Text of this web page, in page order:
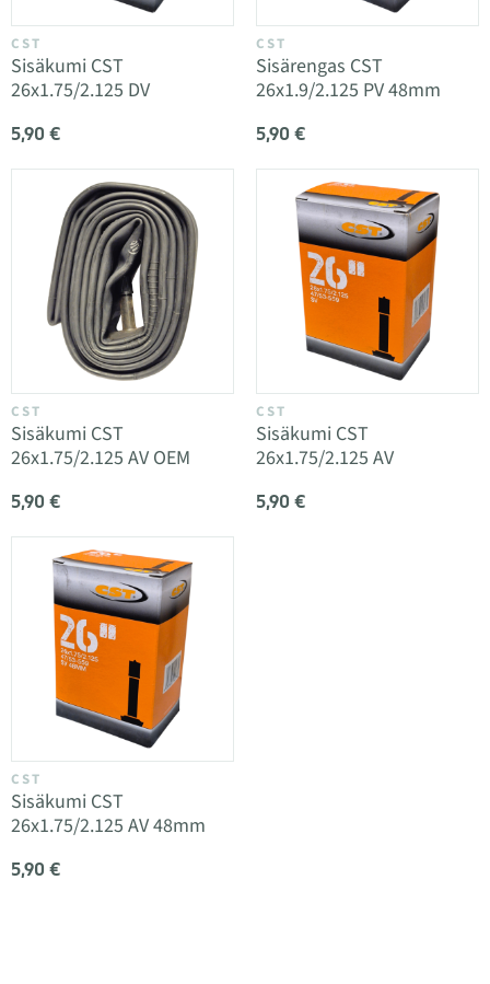
CST
Sisäkumi CST
26x1.75/2.125 DV
5,90 €
CST
Sisärengas CST
26x1.9/2.125 PV 48mm
5,90 €
CST
Sisäkumi CST
26x1.75/2.125 AV OEM
5,90 €
CST
Sisäkumi CST
26x1.75/2.125 AV
5,90 €
CST
Sisäkumi CST
26x1.75/2.125 AV 48mm
5,90 €